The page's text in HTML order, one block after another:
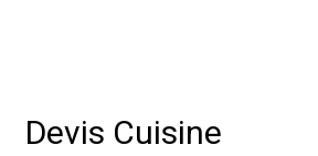
Devis Cuisine